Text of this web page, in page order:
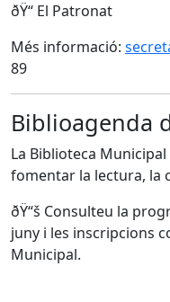
ðŸ“ El Patronat
Més informació:
89
Biblioagenda
La Biblioteca
fomentar la lectura, la
ðŸ“š Consulteu la
juny i les inscripcions
Municipal.